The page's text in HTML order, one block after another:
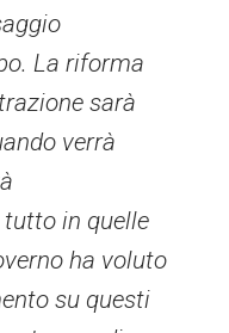
La riforma
sarà
verrà
in quelle
ha voluto
su questi